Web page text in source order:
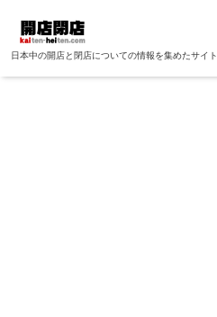
日本中の開店と閉店についての情報を集めたサイト